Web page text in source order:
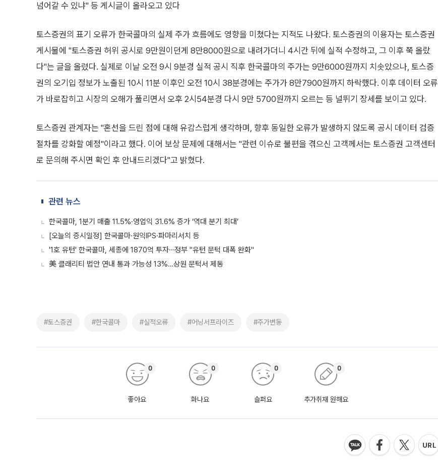
넘어갈 수 있냐" 등 게시글이 올라오고 있다
토스증권의 표기 오류가 한국콜마의 실제 주가 흐름에도 영향을 미쳤다는 지적도 나왔다. 토스증권의 이용자는 토스증권
게시물에 "토스증권 허위 공시로 9만원이던게 8만8000원으로 내려가더니 4시간 뒤에 실적 수정하고, 그 이후 쭉 올랐
다"는 글을 올렸다. 실제로 이날 오전 9시 9분경 실적 공시 직후 한국콜마의 주가는 9만6000원까지 치솟았으나, 토스증
권의 오기입 정보가 노출된 10시 11분 이후인 오전 10시 38분경에는 주가가 8만7900원까지 하락했다. 이후 데이터 오류
가 바로잡히고 시장의 오해가 풀리면서 오후 2시54분경 다시 9만 5700원까지 오르는 등 널뛰기 장세를 보이고 있다.
토스증권 관계자는 "혼선을 드린 점에 대해 유감스럽게 생각하며, 향후 동일한 오류가 발생하지 않도록 공시 데이터 검증
절차를 강화할 예정"이라고 했다. 이어 보상 문제에 대해서는 "관련 이슈로 불편을 겪으신 고객께서는 토스증권 고객센터
로 문의해 주시면 확인 후 안내드리겠다"고 밝혔다.
관련 뉴스
한국콜마, 1분기 매출 11.5%·영업익 31.6% 증가 ‘역대 분기 최대’
[오늘의 증시일정] 한국콜마·원익IPS·파마리서치 등
'1호 유턴' 한국콜마, 세종에 1870억 투자⋯정부 "유턴 문턱 대폭 완화"
美 클래리티 법안 연내 통과 가능성 13%…상원 문턱서 제동
#토스증권 #한국콜마 #실적오류 #어닝서프라이즈 #주가변동
좋아요
0
화나요
0
슬퍼요
0
추가취재 원해요
0